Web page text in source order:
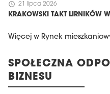
schedule 21 lipca 2026
KRAKOWSKI TAKT LIRNIKÓW
Więcej w Rynek
SPOŁECZNA
BIZNESU